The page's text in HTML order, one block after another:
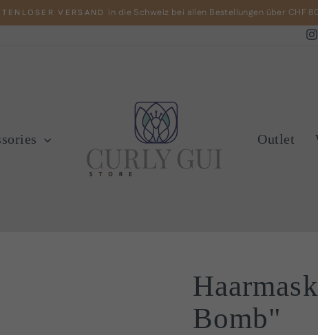
Pause
VERSAND in die Schweiz bei allen Bestellungen über CHF
Outlet
Bomb"